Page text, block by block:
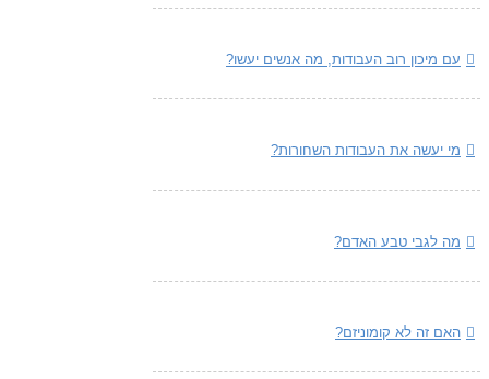
עם מיכון רוב העבודות, מה אנשים יעשו?
מי יעשה את העבודות השחורות?
מה לגבי טבע האדם?
האם זה לא קומוניזם?